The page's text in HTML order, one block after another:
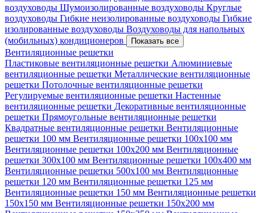
воздуховоды Шумоизолированные воздуховоды Круглые
воздуховоды Гибкие неизолированные воздуховоды Гибкие
изолированные воздуховоды Воздуховоды для напольных
(мобильных) кондиционеров
Показать все
Вентиляционные решетки
Пластиковые вентиляционные решетки Алюминиевые
вентиляционные решетки Металлические вентиляционные
решетки Потолочные вентиляционные решетки
Регулируемые вентиляционные решетки Настенные
вентиляционные решетки Декоративные вентиляционные
решетки Прямоугольные вентиляционные решетки
Квадратные вентиляционные решетки Вентиляционные
решетки 100 мм Вентиляционные решетки 100х100 мм
Вентиляционные решетки 100х200 мм Вентиляционные
решетки 300х100 мм Вентиляционные решетки 100х400 мм
Вентиляционные решетки 500х100 мм Вентиляционные
решетки 120 мм Вентиляционные решетки 125 мм
Вентиляционные решетки 150 мм Вентиляционные решетки
150х150 мм Вентиляционные решетки 150х200 мм